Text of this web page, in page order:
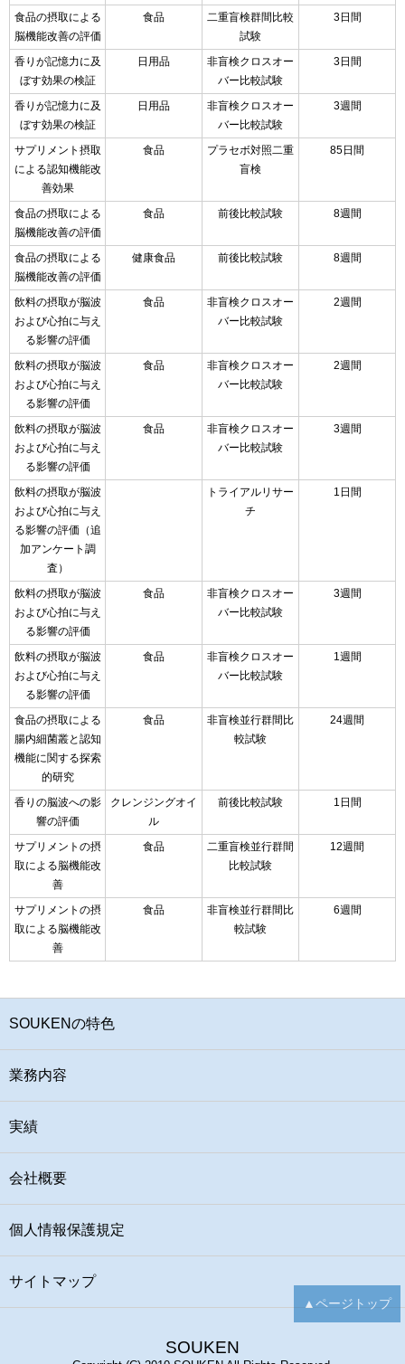
食品の摂取による
脳機能改善の評価
食品
二重盲検群間比較
試験
3日間
香りが記憶力に及
ぼす効果の検証
日用品
非盲検クロスオー
バー比較試験
3日間
香りが記憶力に及
ぼす効果の検証
日用品
非盲検クロスオー
バー比較試験
3週間
サプリメント摂取
による認知機能改
善効果
食品
プラセボ対照二重
盲検
85日間
食品の摂取による
脳機能改善の評価
食品 前後比較試験 8週間
食品の摂取による
脳機能改善の評価
健康食品 前後比較試験 8週間
飲料の摂取が脳波
および心拍に与え
る影響の評価
食品
非盲検クロスオー
バー比較試験
2週間
飲料の摂取が脳波
および心拍に与え
る影響の評価
食品
非盲検クロスオー
バー比較試験
2週間
飲料の摂取が脳波
および心拍に与え
る影響の評価
食品
非盲検クロスオー
バー比較試験
3週間
飲料の摂取が脳波
および心拍に与え
る影響の評価（追
加アンケート調
査）
トライアルリサー
チ
1日間
飲料の摂取が脳波
および心拍に与え
る影響の評価
食品
非盲検クロスオー
バー比較試験
3週間
飲料の摂取が脳波
および心拍に与え
る影響の評価
食品
非盲検クロスオー
バー比較試験
1週間
食品の摂取による
腸内細菌叢と認知
機能に関する探索
的研究
食品
非盲検並行群間比
較試験
24週間
香りの脳波への影
響の評価
クレンジングオイ
ル
前後比較試験 1日間
サプリメントの摂
取による脳機能改
善
食品
二重盲検並行群間
比較試験
12週間
サプリメントの摂
取による脳機能改
善
食品
非盲検並行群間比
較試験
6週間
▲ページトップ
SOUKENの特色
業務内容
実績
会社概要
個人情報保護規定
サイトマップ
SOUKEN